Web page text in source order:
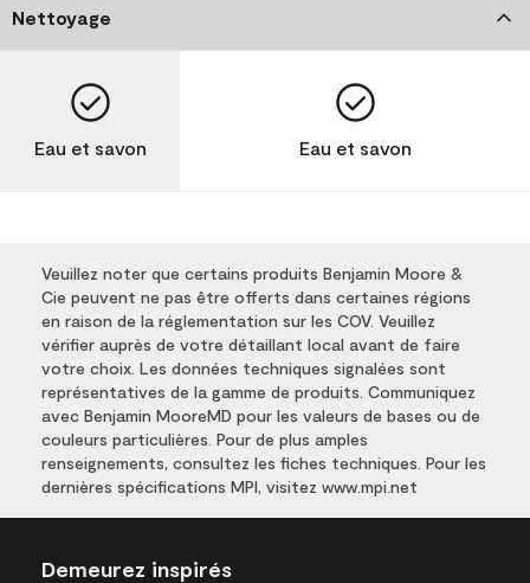
Nettoyage
Eau et savon Eau et savon
Veuillez noter que certains produits Benjamin Moore &
Cie peuvent ne pas être offerts dans certaines régions
en raison de la réglementation sur les COV. Veuillez
vérifier auprès de votre détaillant local avant de faire
votre choix. Les données techniques signalées sont
représentatives de la gamme de produits. Communiquez
avec Benjamin MooreMD pour les valeurs de bases ou de
couleurs particulières. Pour de plus amples
renseignements, consultez les fiches techniques. Pour les
dernières spécifications MPI, visitez www.mpi.net
Demeurez inspirés